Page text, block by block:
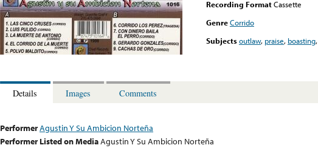
Recording FormatCassette
GenreCorrido
Subjectsoutlaw, praise, boasting,
Details Images Comments
PerformerAgustin Y Su Ambicion Norteña
Performer Listed on MediaAgustin Y Su Ambicion Norteña